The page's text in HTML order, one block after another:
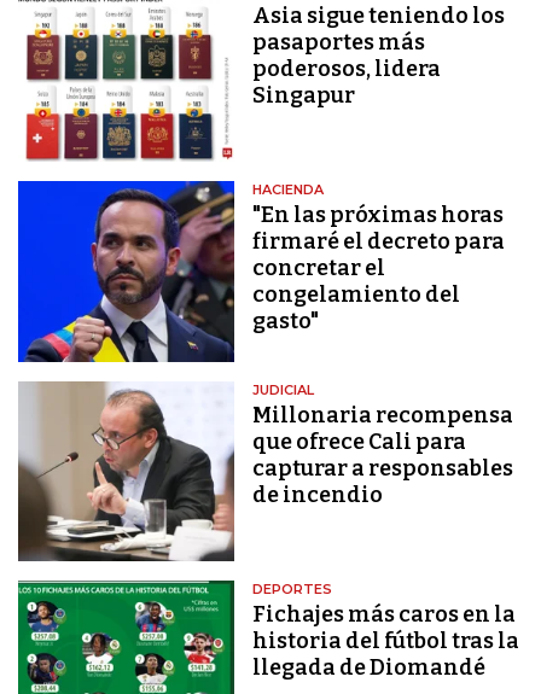
Asia sigue teniendo los
pasaportes más
poderosos, lidera
Singapur
HACIENDA
"En las próximas horas
firmaré el decreto para
concretar el
congelamiento del
gasto"
JUDICIAL
Millonaria recompensa
que ofrece Cali para
capturar a responsables
de incendio
DEPORTES
Fichajes más caros en la
historia del fútbol tras la
llegada de Diomandé